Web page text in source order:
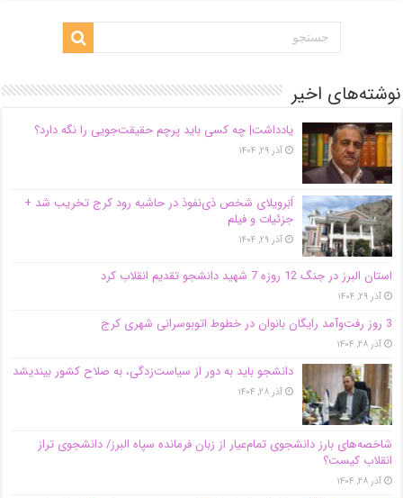
نوشته‌های اخیر
یادداشت| ‌چه کسی باید پرچم حقیقت‌جویی را نگه دارد؟
آذر ۲۹, ۱۴۰۴
اَبَر‌ویلای شخص ذی‌نفوذ در حاشیه‌ رود کرج تخریب شد +
جزئیات و فیلم
آذر ۲۹, ۱۴۰۴
استان البرز در جنگ 12 روزه 7 شهید دانشجو تقدیم انقلاب کرد
آذر ۲۹, ۱۴۰۴
3 روز رفت‌وآمد رایگان بانوان در خطوط اتوبوسرانی شهری کرج
آذر ۲۸, ۱۴۰۴
دانشجو باید به دور از سیاست‌زدگی، به صلاح کشور بیندیشد
آذر ۲۸, ۱۴۰۴
شاخصه‌های بارز دانشجوی تمام‌عیار از زبان فرمانده سپاه البرز/ دانشجوی تراز
انقلاب کیست؟
آذر ۲۸, ۱۴۰۴